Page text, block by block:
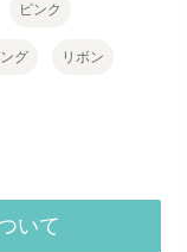
ピンク
グ リボン
いて